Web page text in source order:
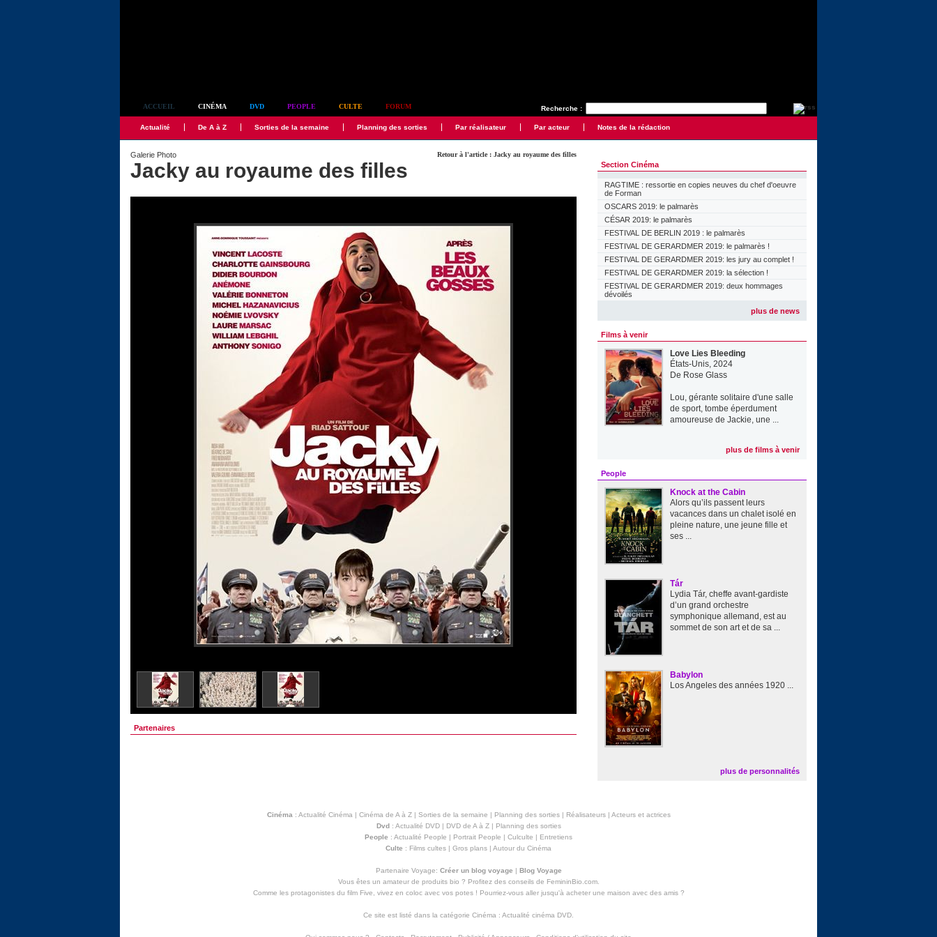
Recherche :
ACCUEIL CINÉMA DVD PEOPLE CULTE FORUM
Actualité De A à Z Sorties de la semaine Planning des sorties Par réalisateur Par acteur Notes de la rédaction
Retour à l'article : Jacky au royaume des filles
Galerie Photo
Jacky au royaume des filles
Partenaires
Section Cinéma
RAGTIME : ressortie en copies neuves du chef d'oeuvre
de Forman
OSCARS 2019: le palmarès
CÉSAR 2019: le palmarès
FESTIVAL DE BERLIN 2019 : le palmarès
FESTIVAL DE GERARDMER 2019: le palmarès !
FESTIVAL DE GERARDMER 2019: les jury au complet !
FESTIVAL DE GERARDMER 2019: la sélection !
FESTIVAL DE GERARDMER 2019: deux hommages
dévoilés
plus de news
Films à venir
Love Lies Bleeding
États-Unis, 2024
De Rose Glass
Lou, gérante solitaire d'une salle
de sport, tombe éperdument
amoureuse de Jackie, une ...
plus de films à venir
People
Knock at the Cabin
Alors qu’ils passent leurs
vacances dans un chalet isolé en
pleine nature, une jeune fille et
ses ...
Tár
Lydia Tár, cheffe avant-gardiste
d’un grand orchestre
symphonique allemand, est au
sommet de son art et de sa ...
Babylon
Los Angeles des années 1920 ...
plus de personnalités
Cinéma : Actualité Cinéma | Cinéma de A à Z| Sorties de la semaine | Planning des sorties| Réalisateurs| Acteurs et actrices
Dvd: Actualité DVD| DVD de A à Z| Planning des sorties
People : Actualité People | Portrait People | Culculte | Entretiens
Culte : Films cultes | Gros plans | Autour du Cinéma
Partenaire Voyage: Créer un blog voyage | Blog Voyage
Vous êtes un amateur de produits bio ? Profitez des conseils de FemininBio.com.
Comme les protagonistes du film Five, vivez en coloc avec vos potes ! Pourriez-vous aller jusqu'à acheter une maison avec des amis?
Ce site est listé dans la catégorie Cinéma : Actualité cinéma DVD